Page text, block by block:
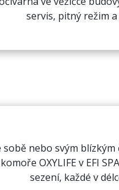
servis, pitný režim
nebo svým
OXYLIFE v EFI
sezení, každé v